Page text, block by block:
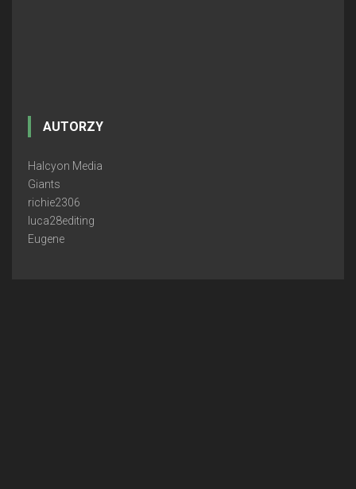
AUTORZY
Halcyon Media
Giants
richie2306
luca28editing
Eugene